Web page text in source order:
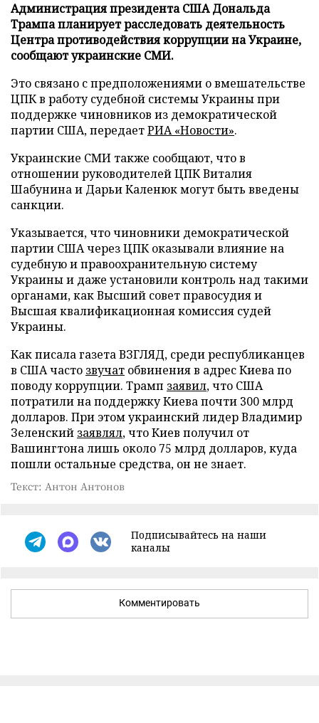
Администрация президента США Дональда
Трампа планирует расследовать деятельность
Центра противодействия коррупции на Украине,
сообщают украинские СМИ.
Это связано с предположениями о вмешательстве
ЦПК в работу судебной системы Украины при
поддержке чиновников из демократической
партии США, передаетРИА «Новости».
Украинские СМИ также сообщают, что в
отношении руководителей ЦПК Виталия
Шабунина и Дарьи Каленюк могут быть введены
санкции.
Указывается, что чиновники демократической
партии США через ЦПК оказывали влияние на
судебную и правоохранительную систему
Украины и даже установили контроль над такими
органами, как Высший совет правосудия и
Высшая квалификационная комиссия судей
Украины.
Как писала газета ВЗГЛЯД, среди республиканцев
в США часто звучат обвинения в адрес Киева по
поводу коррупции. Трамп заявил, что США
потратили на поддержку Киева почти 300 млрд
долларов. При этом украинский лидер Владимир
Зеленский заявлял, что Киев получил от
Вашингтона лишь около 75 млрд долларов, куда
пошли остальные средства, он не знает.
Текст: Антон Антонов
Подписывайтесь на наши
каналы
Комментировать